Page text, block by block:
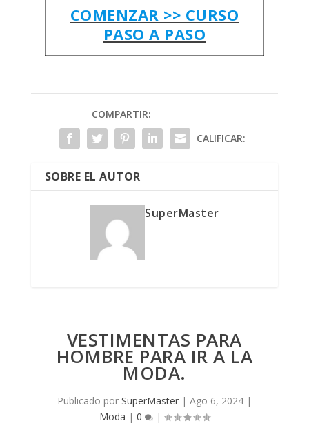
COMENZAR >> CURSO
PASO A PASO
COMPARTIR:
CALIFICAR:
SOBRE EL AUTOR
SuperMaster
VESTIMENTAS PARA
HOMBRE PARA IR A LA
MODA.
Publicado por SuperMaster| Ago 6, 2024|
Moda | 0 |